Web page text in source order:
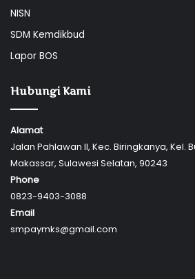
NISN
SDM Kemdikbud
Lapor BOS
Hubungi Kami
Alamat
Jalan Pahlawan II, Kec. Biringkanya, Kel.
Makassar, Sulawesi Selatan, 90243
Phone
0823-9403-3088
Email
smpaymks@gmail.com